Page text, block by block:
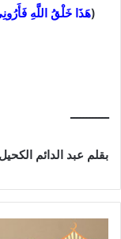
(هَذَا خَلْقُ اللَّهِ
ــــــــــــ
بقلم عبد الدائم الكحيل